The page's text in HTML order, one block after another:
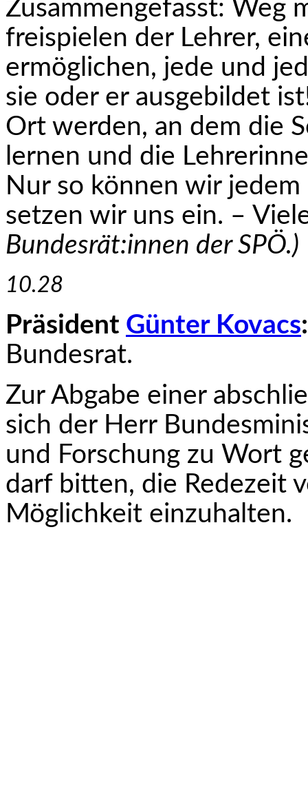
Zusammengefasst: Weg
freispielen der Lehrer,
ermöglichen, jede und
sie oder er ausgebildet
Ort werden, an dem die
lernen und die
Nur so können wir
setzen wir uns ein. –
Bundesrät:innen der SPÖ.)
10.28
Präsident Günter Kovacs:
Bundesrat.
Zur Abgabe einer
sich der Herr
und Forschung zu Wort
darf bitten, die Redezeit
Möglichkeit einzuhalten.